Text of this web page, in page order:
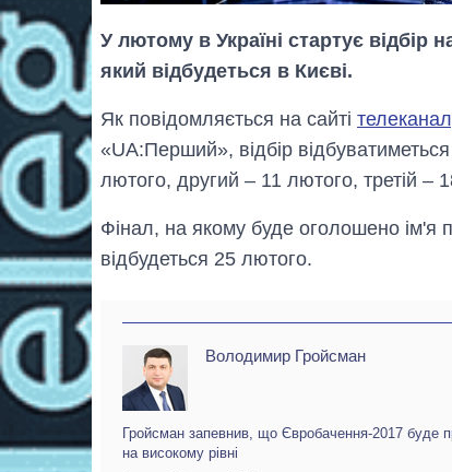
У лютому в Україні стартує відбір
який відбудеться в Києві.
Як повідомляється на сайті
«UA:Перший», відбір
лютого, другий – 11 лютого, третій –
Фінал, на якому буде оголошено ім'я
відбудеться 25 лютого.
Володимир Гройсман
Гройсман запевнив, що Євробачення-2017 буде
на високому рівні